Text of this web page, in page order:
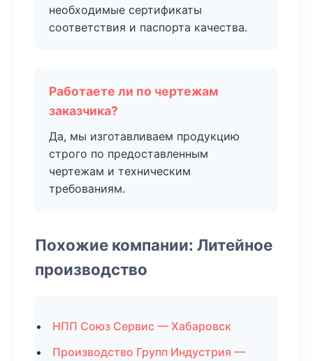
необходимые сертификаты
соответствия и паспорта качества.
Работаете ли по чертежам
заказчика?
Да, мы изготавливаем продукцию
строго по предоставленным
чертежам и техническим
требованиям.
Похожие компании: Литейное
производство
НПП Союз Сервис — Хабаровск
Производство Групп Индустрия —